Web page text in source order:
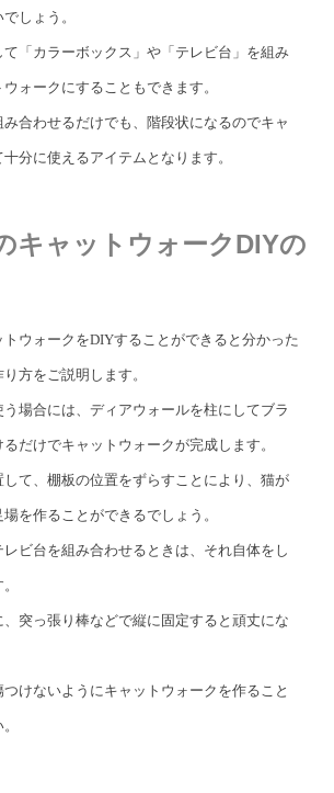
しょう。
「カラーボックス」や「テレビ台」を組み
ォークにすることもできます。
合わせるだけでも、階段状になるのでキャ
分に使えるアイテムとなります。
キャットウォークDIYの
ウォークをDIYすることができると分かった
方をご説明します。
場合には、ディアウォールを柱にしてブラ
だけでキャットウォークが完成します。
て、棚板の位置をずらすことにより、猫が
を作ることができるでしょう。
ビ台を組み合わせるときは、それ自体をし
突っ張り棒などで縦に固定すると頑丈にな
けないようにキャットウォークを作ること